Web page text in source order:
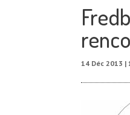
14 Déc 2013 |